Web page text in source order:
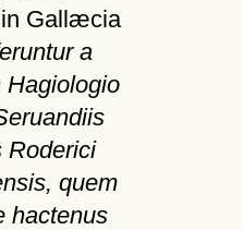
in Gallæcia
a
Hagiologio
Roderici
quem
hactenus